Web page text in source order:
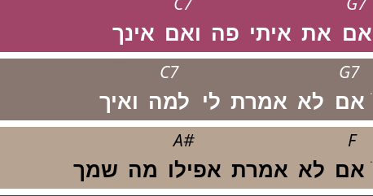
אם את איתי פה ואם אינך
.
G7
אם לא אמרת לי
C7
למה ואיך
.
F
אם לא אמרת
A#
אפילו מה שמך